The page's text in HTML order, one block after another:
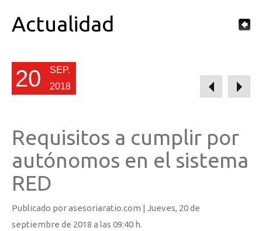
Actualidad
20
SEP.
2018
Requisitos a cumplir por
autónomos en el sistema
RED
Publicado por asesoriaratio.com | Jueves, 20 de
septiembre de 2018 a las 09:40 h.